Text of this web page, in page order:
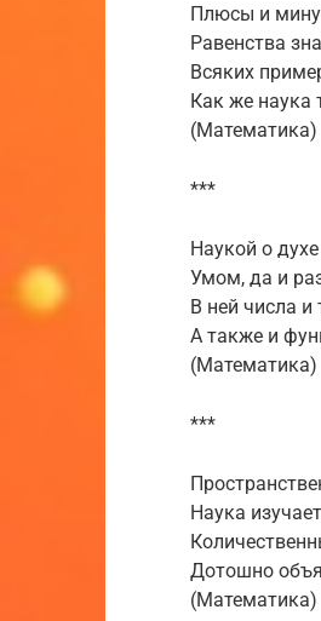
Плюсы и
Равенства
Всяких
Как же наука
(Математика)
***
Наукой о
Умом, да и
В ней числа и
А также и
(Математика)
***
Наука
Дотошно
(Математика)